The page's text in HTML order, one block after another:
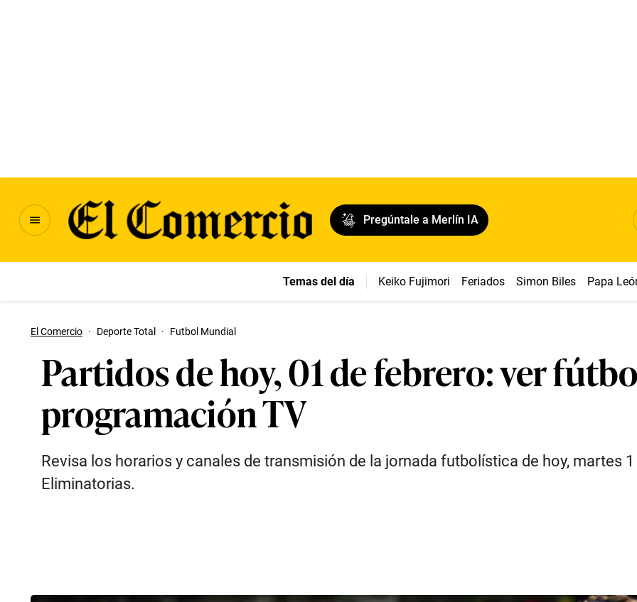
Pregúntale a Merlín IA
Temas del día Keiko Fujimori Feriados Simon Biles Papa
El Comercio · Deporte Total · Futbol Mundial
Partidos de hoy, 01 de febrero: ver
programación TV
Revisa los horarios y canales de transmisión de la jornada futbolística de hoy, martes
Eliminatorias.